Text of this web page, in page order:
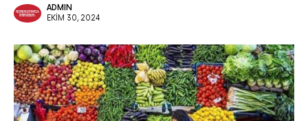
ADMIN
EKIM 30, 2024